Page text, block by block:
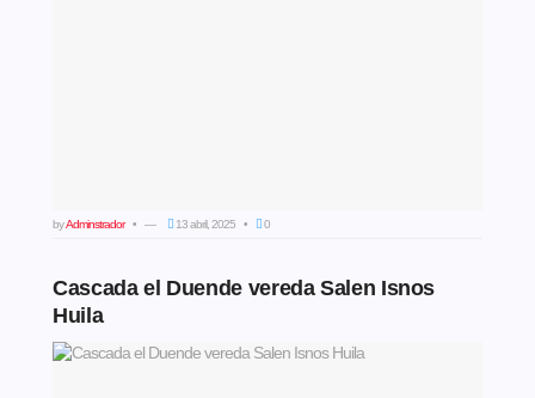
byAdminstrador 13 abril, 2025 0
Cascada el Duende vereda Salen Isnos
Huila